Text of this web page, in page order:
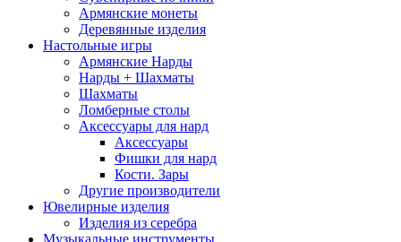
Армянские монеты
Деревянные изделия
Настольные игры
Армянские Нарды
Нарды + Шахматы
Шахматы
Ломберные столы
Аксессуары для нард
Аксессуары
Фишки для нард
Кости. Зары
Другие производители
Ювелирные изделия
Изделия из серебра
Музыкальные инструменты